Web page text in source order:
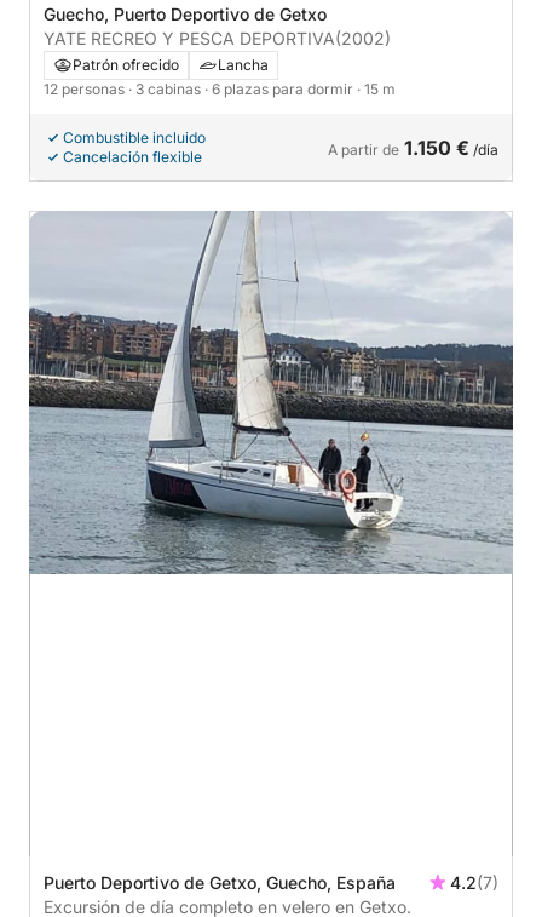
Guecho, Puerto Deportivo de Getxo
YATE RECREO Y PESCA DEPORTIVA(2002)
Patrón ofrecido
Lancha
12 personas · 3 cabinas · 6 plazas para dormir · 15 m
Combustible incluido
Cancelación flexible
A partir de 1.150 € /día
Puerto Deportivo de Getxo, Guecho, España 4.2(7)
Excursión de día completo en velero en Getxo.